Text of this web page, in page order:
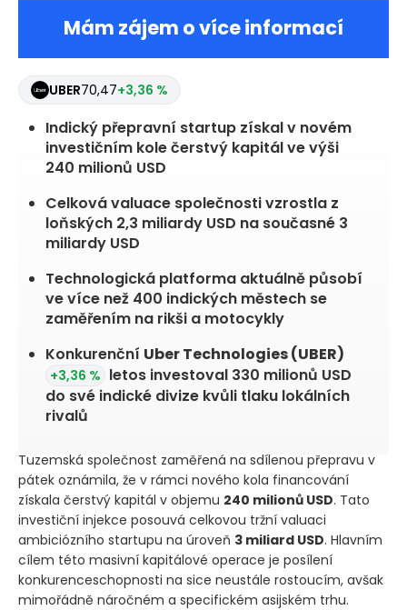
Mám zájem o více informací
UBER70,47+3,36 %
Indický přepravní startup získal v novém
investičním kole čerstvý kapitál ve výši
240 milionů USD
Celková valuace společnosti vzrostla z
loňských 2,3 miliardy USD na současné 3
miliardy USD
Technologická platforma aktuálně působí
ve více než 400 indických městech se
zaměřením na rikši a motocykly
Konkurenční Uber Technologies(UBER)
+3,36 % letos investoval 330 milionů USD
do své indické divize kvůli tlaku lokálních
rivalů
Tuzemská společnost zaměřená na sdílenou přepravu v
pátek oznámila, že v rámci nového kola financování
získala čerstvý kapitál v objemu 240 milionů USD. Tato
investiční injekce posouvá celkovou tržní valuaci
ambiciózního startupu na úroveň 3 miliard USD. Hlavním
cílem této masivní kapitálové operace je posílení
konkurenceschopnosti na sice neustále rostoucím, avšak
mimořádně náročném a specifickém asijském trhu.